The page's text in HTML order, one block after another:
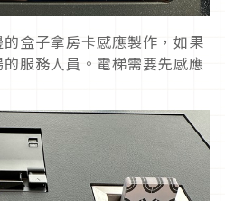
盒子拿房卡感應製作，如果
服務人員。電梯需要先感應